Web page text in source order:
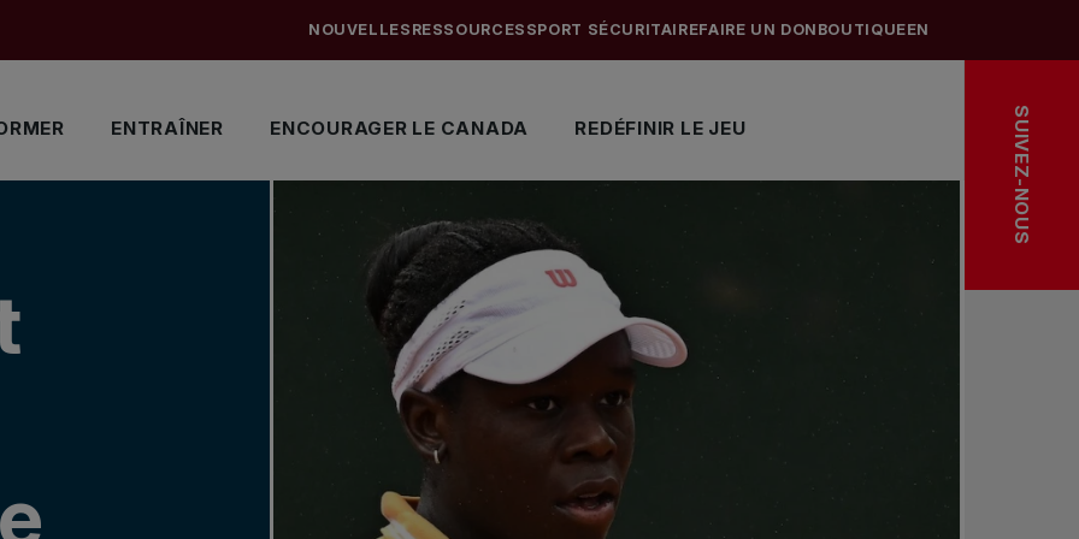
ENTRAÎNER ENCOURAGER LE CANADA REDÉFINIR LE JEU
NOUVELLES RESSOURCES SPORT SÉCURITAIREFAIRE UN DON BOUTIQUEEN
SUIVEZ-NOUS